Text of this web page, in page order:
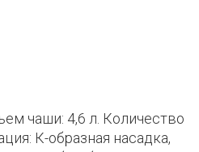
чаши: 4,6 л. Количество
К-образная насадка,